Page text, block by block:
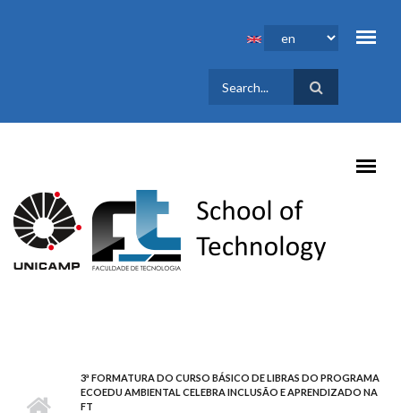
SEARCH
FORM
3ª FORMATURA DO CURSO BÁSICO DE LIBRAS DO PROGRAMA
ECOEDU AMBIENTAL CELEBRA INCLUSÃO E APRENDIZADO NA
FT